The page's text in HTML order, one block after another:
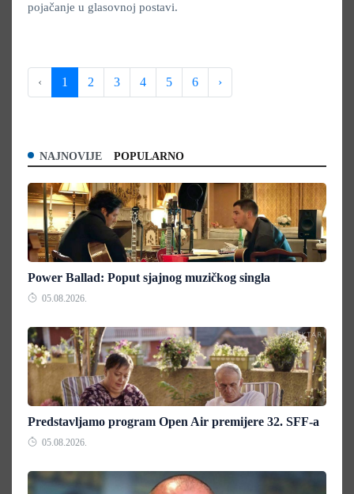
pojačanje u glasovnoj postavi.
‹ 1 2 3 4 5 6 ›
NAJNOVIJE POPULARNO
Power Ballad: Poput sjajnog muzičkog singla
05.08.2026.
Predstavljamo program Open Air premijere 32. SFF-a
05.08.2026.